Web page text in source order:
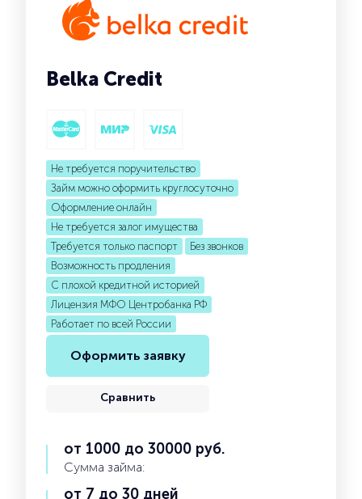
Belka Credit
Не требуется поручительство
Займ можно оформить круглосуточно
Оформление онлайн
Не требуется залог имущества
Требуется только паспорт
Без звонков
Возможность продления
С плохой кредитной историей
Лицензия МФО Центробанка РФ
Работает по всей России
Оформить заявку
Сравнить
от 1000 до 30000 руб.
Сумма займа:
от 7 до 30 дней